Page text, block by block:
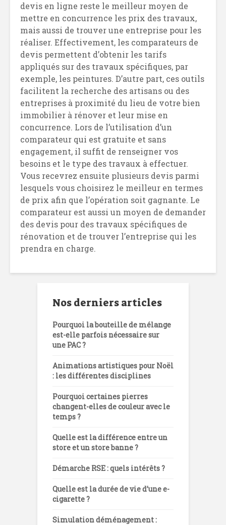
devis en ligne reste le meilleur moyen de
mettre en concurrence les prix des travaux,
mais aussi de trouver une entreprise pour les
réaliser. Effectivement, les comparateurs de
devis permettent d’obtenir les tarifs
appliqués sur des travaux spécifiques, par
exemple, les peintures. D’autre part, ces outils
facilitent la recherche des artisans ou des
entreprises à proximité du lieu de votre bien
immobilier à rénover et leur mise en
concurrence. Lors de l’utilisation d’un
comparateur qui est gratuite et sans
engagement, il suffit de renseigner vos
besoins et le type des travaux à effectuer.
Vous recevrez ensuite plusieurs devis parmi
lesquels vous choisirez le meilleur en termes
de prix afin que l’opération soit gagnante. Le
comparateur est aussi un moyen de demander
des devis pour des travaux spécifiques de
rénovation et de trouver l’entreprise qui les
prendra en charge.
Nos derniers articles
Pourquoi la bouteille de mélange
est-elle parfois nécessaire sur
une PAC ?
Animations artistiques pour Noël
: les différentes disciplines
Pourquoi certaines pierres
changent-elles de couleur avec le
temps ?
Quelle est la différence entre un
store et un store banne ?
Démarche RSE : quels intérêts ?
Quelle est la durée de vie d’une e-
cigarette ?
Simulation déménagement :